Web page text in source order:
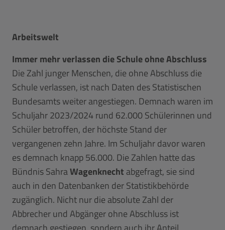
Arbeitswelt
Immer mehr verlassen die Schule ohne Abschluss
Die Zahl junger Menschen, die ohne Abschluss die
Schule verlassen, ist nach Daten des Statistischen
Bundesamts weiter angestiegen. Demnach waren im
Schuljahr 2023/2024 rund 62.000 Schülerinnen und
Schüler betroffen, der höchste Stand der
vergangenen zehn Jahre. Im Schuljahr davor waren
es demnach knapp 56.000. Die Zahlen hatte das
Bündnis SahraWagenknecht abgefragt, sie sind
auch in den Datenbanken der Statistikbehörde
zugänglich. Nicht nur die absolute Zahl der
Abbrecher und Abgänger ohne Abschluss ist